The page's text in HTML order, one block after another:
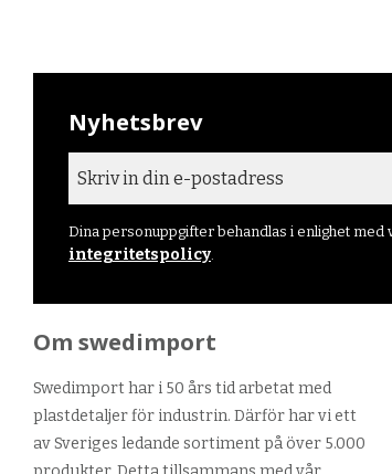
Nyhetsbrev
Dina personuppgifter behandlas i enlighet med
integritetspolicy
Om swedimport
Swedimport har i 50 års tid arbetat med
plastdetaljer för industrin. Därför har vi ett
av Sveriges ledande sortiment på över 5.000